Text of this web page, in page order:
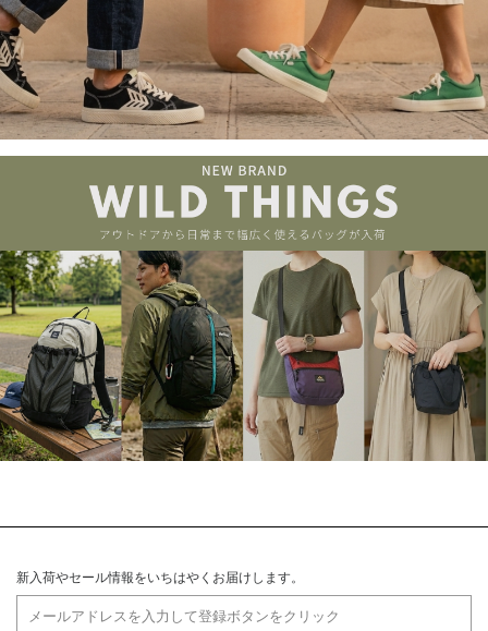
新入荷やセール情報をいちはやくお届けします。